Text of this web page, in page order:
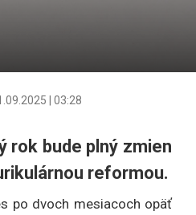
| 03:28
rok bude plný zmien
reformou.
po dvoch mesiacoch opäť